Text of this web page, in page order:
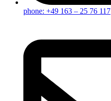
phone: +49 163 – 25 76 117